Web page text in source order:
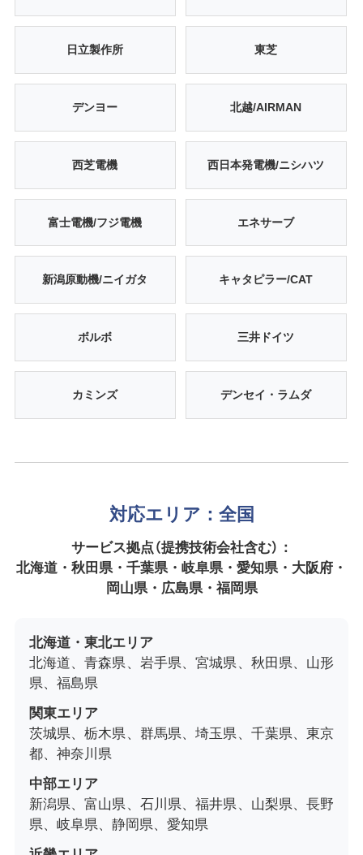
日立製作所 東芝
デンヨー 北越/AIRMAN
西芝電機 西日本発電機/ニシハツ
富士電機/フジ電機 エネサーブ
新潟原動機/ニイガタ キャタピラー/CAT
ボルボ 三井ドイツ
カミンズ デンセイ・ラムダ
対応エリア：全国
サービス拠点（提携技術会社含む）：
北海道・秋田県・千葉県・岐阜県・愛知県・大阪府・
岡山県・広島県・福岡県
北海道・東北エリア
北海道、青森県、岩手県、宮城県、秋田県、山形
県、福島県
関東エリア
茨城県、栃木県、群馬県、埼玉県、千葉県、東京
都、神奈川県
中部エリア
新潟県、富山県、石川県、福井県、山梨県、長野
県、岐阜県、静岡県、愛知県